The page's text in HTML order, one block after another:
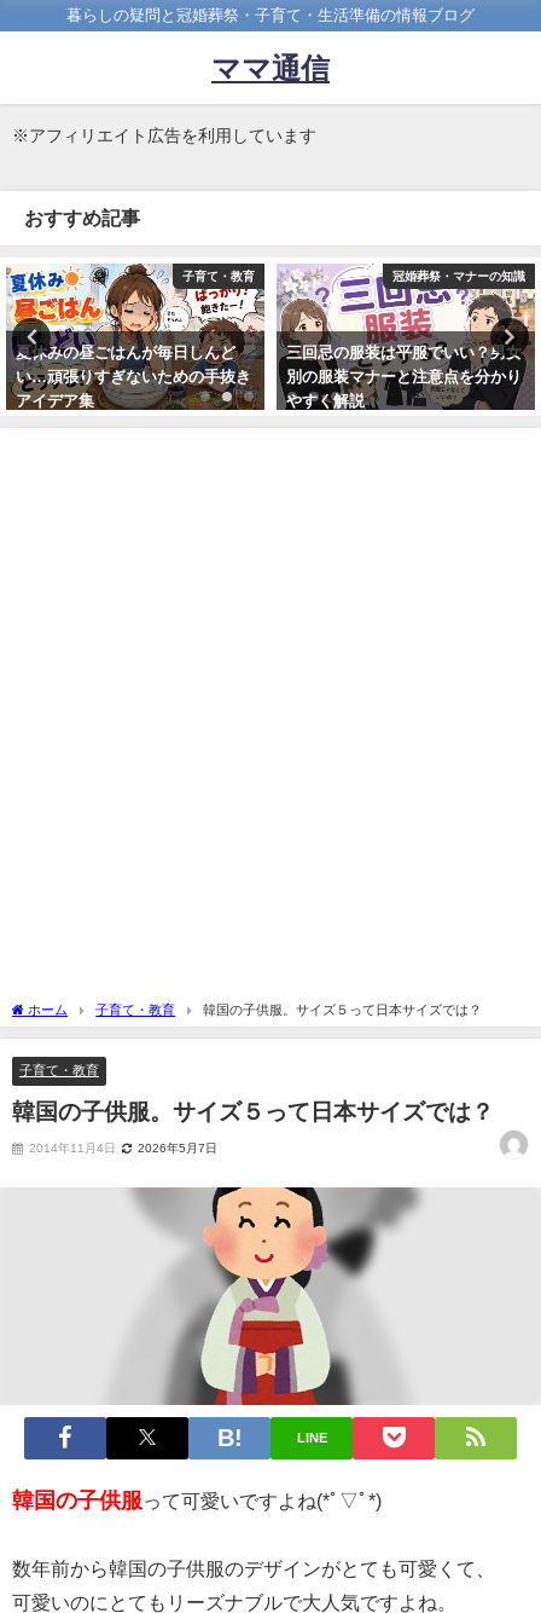
暮らしの疑問と冠婚葬祭・子育て・生活準備の情報ブログ
ママ通信
※アフィリエイト広告を利用しています
おすすめ記事
子育て・教育
夏休みの昼ごはんが毎日しんど
い…頑張りすぎないための手抜き
アイデア集
冠婚葬祭・マナーの知識
三回忌の服装は平服でいい？男女
別の服装マナーと注意点を分かり
やすく解説
ホーム 子育て・教育 韓国の子供服。サイズ５って日本サイズでは？
子育て・教育
韓国の子供服。サイズ５って日本サイズでは？
2014年11月4日 2026年5月7日
LINE
韓国の子供服って可愛いですよね(*ﾟ▽ﾟ*)
数年前から韓国の子供服のデザインがとても可愛くて、
可愛いのにとてもリーズナブルで大人気ですよね。